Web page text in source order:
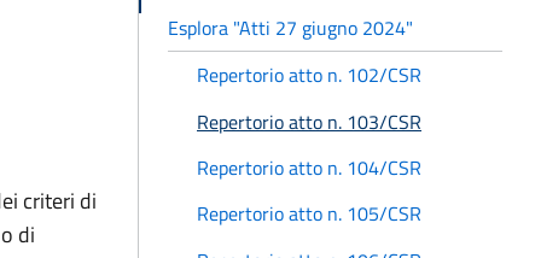
criteri di
di
Esplora "Atti 27 giugno 2024"
Repertorio atto n. 102/CSR
Repertorio atto n. 103/CSR
Repertorio atto n. 104/CSR
Repertorio atto n. 105/CSR